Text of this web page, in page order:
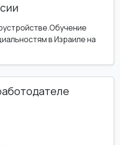
в Израиле на